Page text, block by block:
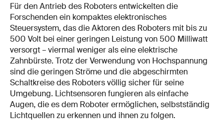
Für den Antrieb des Roboters entwickelten die
Forschenden ein kompaktes elektronisches
Steuersystem, das die Aktoren des Roboters mit bis zu
500 Volt bei einer geringen Leistung von 500 Milliwatt
versorgt – viermal weniger als eine elektrische
Zahnbürste. Trotz der Verwendung von Hochspannung
sind die geringen Ströme und die abgeschirmten
Schaltkreise des Roboters völlig sicher für seine
Umgebung. Lichtsensoren fungieren als einfache
Augen, die es dem Roboter ermöglichen, selbstständig
Lichtquellen zu erkennen und ihnen zu folgen.